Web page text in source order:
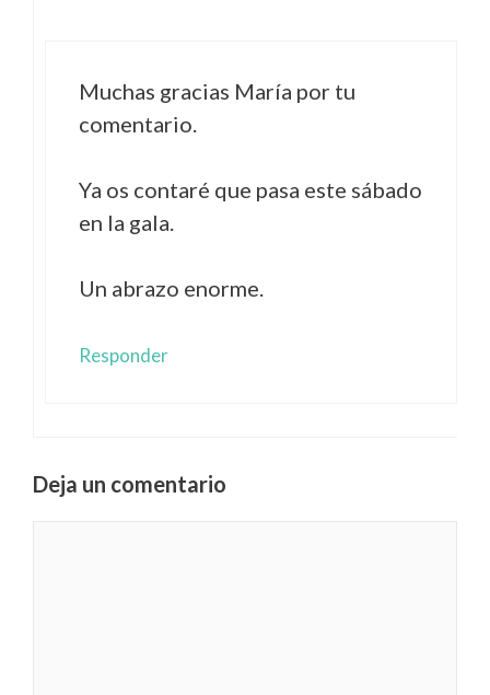
Muchas gracias María por tu
comentario.
Ya os contaré que pasa este sábado
en la gala.
Un abrazo enorme.
Responder
Deja un comentario